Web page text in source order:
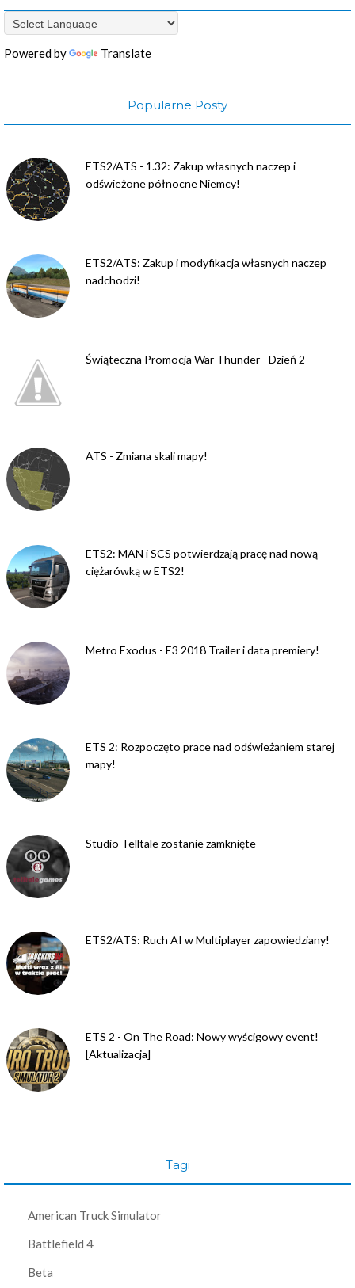
Powered by Translate
Popularne Posty
ETS2/ATS - 1.32: Zakup własnych naczep i
odświeżone północne Niemcy!
ETS2/ATS: Zakup i modyfikacja własnych naczep
nadchodzi!
Świąteczna Promocja War Thunder - Dzień 2
ATS - Zmiana skali mapy!
ETS2: MAN i SCS potwierdzają pracę nad nową
ciężarówką w ETS2!
Metro Exodus - E3 2018 Trailer i data premiery!
ETS 2: Rozpoczęto prace nad odświeżaniem starej
mapy!
Studio Telltale zostanie zamknięte
ETS2/ATS: Ruch AI w Multiplayer zapowiedziany!
ETS 2 - On The Road: Nowy wyścigowy event!
[Aktualizacja]
Tagi
American Truck Simulator
Battlefield 4
Beta